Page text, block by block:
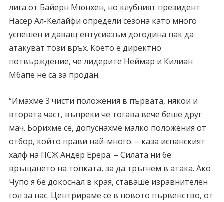
лига от Байерн Мюнхен, но клубният президент
Насер Ал-Келайфи определи сезона като много
успешен и даващ ентусиазъм догодина пак да
атакуват този връх. Което е директно
потвърждение, че лидерите Неймар и Килиан
Мбапе не са за продан.
“Имахме 3 чисти положения в първата, някои и
втората част, въпреки че тогава вече беше друг
мач. Борихме се, допуснахме малко положения от
отбор, който прави най-много. – каза испанският
халф на ПСЖ Андер Ерера. – Силата ни бе
връщането на топката, за да тръгнем в атака. Ако
Чупо я бе докоснал в края, ставаше изравнителен
гол за нас. Центрираме се в новото първенство, от